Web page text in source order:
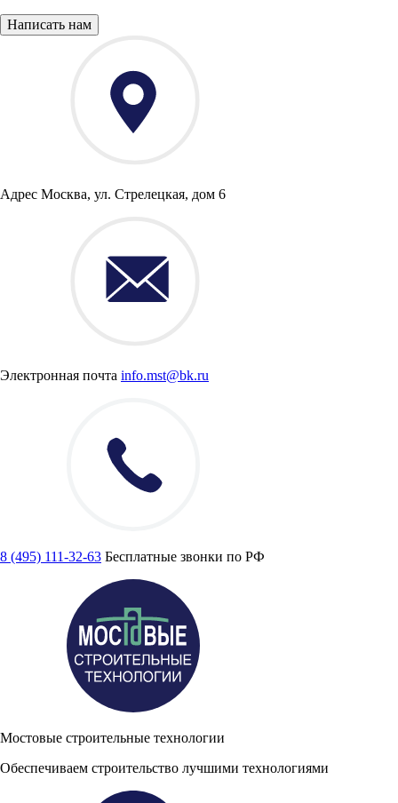
Написать нам
Адрес Москва, ул. Стрелецкая, дом 6
Электронная почта info.mst@bk.ru
8 (495) 111-32-63 Бесплатные звонки по РФ
Мостовые строительные технологии
Обеспечиваем строительство лучшими технологиями